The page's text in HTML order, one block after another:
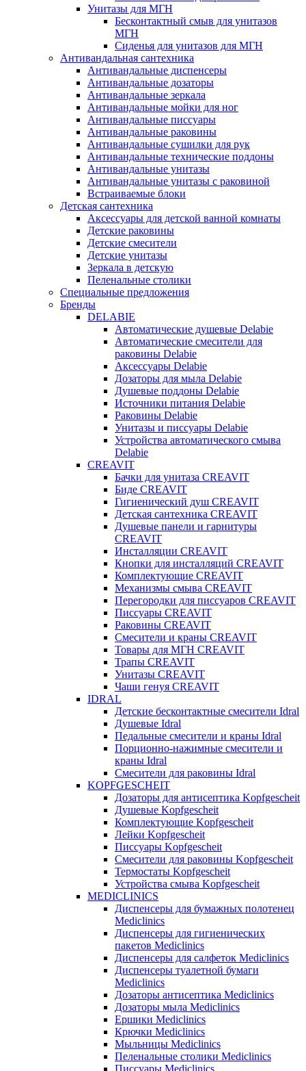
Унитазы для МГН
Бесконтактный смыв для унитазов
МГН
Сиденья для унитазов для МГН
Антивандальная сантехника
Антивандальные диспенсеры
Антивандальные дозаторы
Антивандальные зеркала
Антивандальные мойки для ног
Антивандальные писсуары
Антивандальные раковины
Антивандальные сушилки для рук
Антивандальные технические поддоны
Антивандальные унитазы
Антивандальные унитазы с раковиной
Встраиваемые блоки
Детская сантехника
Аксессуары для детской ванной комнаты
Детские раковины
Детские смесители
Детские унитазы
Зеркала в детскую
Пеленальные столики
Специальные предложения
Бренды
DELABIE
Автоматические душевые Delabie
Автоматические смесители для
раковины Delabie
Аксессуары Delabie
Дозаторы для мыла Delabie
Душевые поддоны Delabie
Источники питания Delabie
Раковины Delabie
Унитазы и писсуары Delabie
Устройства автоматического смыва
Delabie
CREAVIT
Бачки для унитаза CREAVIT
Биде CREAVIT
Гигиенический душ CREAVIT
Детская сантехника CREAVIT
Душевые панели и гарнитуры
CREAVIT
Инсталляции CREAVIT
Кнопки для инсталляций CREAVIT
Комплектующие CREAVIT
Механизмы смыва CREAVIT
Перегородки для писсуаров CREAVIT
Писсуары CREAVIT
Раковины CREAVIT
Смесители и краны CREAVIT
Товары для МГН CREAVIT
Трапы CREAVIT
Унитазы CREAVIT
Чаши генуя CREAVIT
IDRAL
Детские бесконтактные смесители Idral
Душевые Idral
Педальные смесители и краны Idral
Порционно-нажимные смесители и
краны Idral
Смеcители для раковины Idral
KOPFGESCHEIT
Дозаторы для антисептика Kopfgescheit
Душевые Kopfgescheit
Комплектующие Kopfgescheit
Лейки Kopfgescheit
Писсуары Kopfgescheit
Смесители для раковины Kopfgescheit
Термостаты Kopfgescheit
Устройства смыва Kopfgescheit
MEDICLINICS
Диспенсеры для бумажных полотенец
Mediclinics
Диспенсеры для гигиенических
пакетов Mediclinics
Диспенсеры для салфеток Mediclinics
Диспенсеры туалетной бумаги
Mediclinics
Дозаторы антисептика Mediclinics
Дозаторы мыла Mediclinics
Ершики Mediclinics
Крючки Mediclinics
Мыльницы Mediclinics
Пеленальные столики Mediclinics
Писсуары Mediclinics